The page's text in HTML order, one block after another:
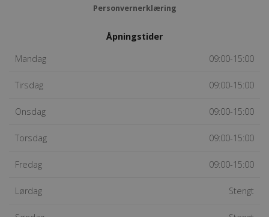
Personvernerklæring
Åpningstider
09:00-15:00
Mandag
09:00-15:00
Tirsdag
09:00-15:00
Onsdag
09:00-15:00
Torsdag
09:00-15:00
Fredag
Stengt
Lørdag